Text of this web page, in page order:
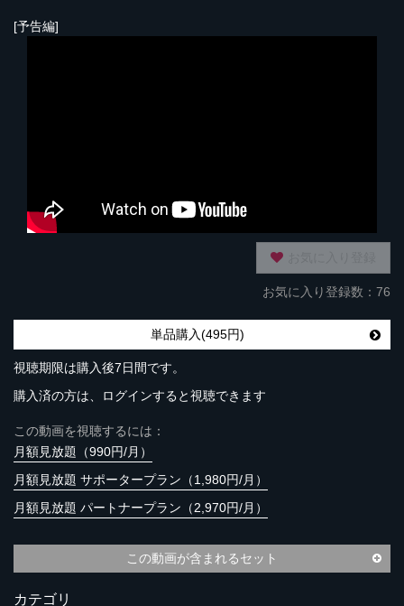
[予告編]
お気に入り登録数：76
単品購入(495円)
視聴期限は購入後7日間です。
購入済の方は、ログインすると視聴できます
この動画を視聴するには：
月額見放題（990円/月）
月額見放題 サポータープラン（1,980円/月）
月額見放題 パートナープラン（2,970円/月）
この動画が含まれるセット
カテゴリ